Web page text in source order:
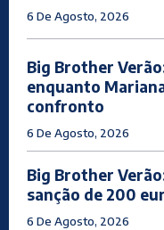
6 De Agosto, 2026
Big Brother
enquanto
confronto
6 De Agosto, 2026
Big Brother
sanção de 200
6 De Agosto, 2026